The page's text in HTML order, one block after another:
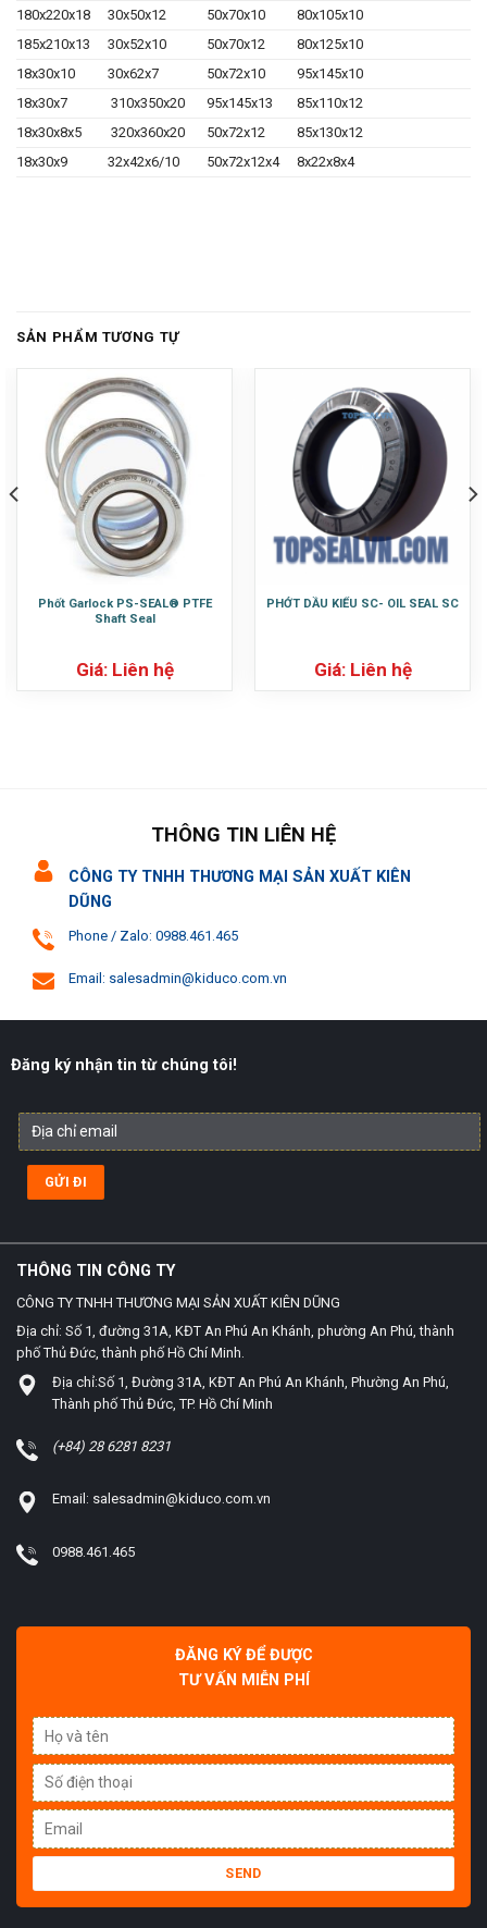
180x220x18
30x50x12 50x70x10
80x105x10
185x210x13
30x52x10 50x70x12
80x125x10
18x30x10
30x62x7 50x72x10
95x145x10
18x30x7
310x350x20 95x145x13
85x110x12
18x30x8x5
320x360x20 50x72x12
85x130x12
18x30x9
32x42x6/10 50x72x12x4 8x22x8x4
SẢN PHẨM TƯƠNG TỰ
Phốt Garlock PS-SEAL® PTFE
Shaft Seal
Giá: Liên hệ
PHỚT DẦU KIỂU SC- OIL SEAL SC
Giá: Liên hệ
THÔNG TIN LIÊN HỆ
CÔNG TY TNHH THƯƠNG MẠI SẢN XUẤT KIÊN
DŨNG
Phone / Zalo: 0988.461.465
Email: salesadmin@kiduco.com.vn
Đăng ký nhận tin từ chúng tôi!
THÔNG TIN CÔNG TY
CÔNG TY TNHH THƯƠNG MẠI SẢN XUẤT KIÊN DŨNG
Địa chỉ: Số 1, đường 31A, KĐT An Phú An Khánh, phường An Phú, thành
phố Thủ Đức, thành phố Hồ Chí Minh.
Địa chỉ:Số 1, Đường 31A, KĐT An Phú An Khánh, Phường An Phú,
Thành phố Thủ Đức, TP. Hồ Chí Minh
(+84) 28 6281 8231
Email: salesadmin@kiduco.com.vn
0988.461.465
ĐĂNG KÝ ĐỂ ĐƯỢC
TƯ VẤN MIỄN PHÍ